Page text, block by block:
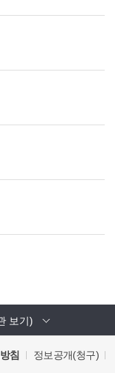
보기)
침 정보공개(청구)